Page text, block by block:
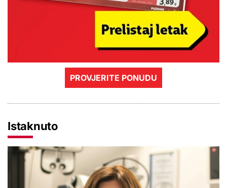
PROVJERITE PONUDU
Istaknuto